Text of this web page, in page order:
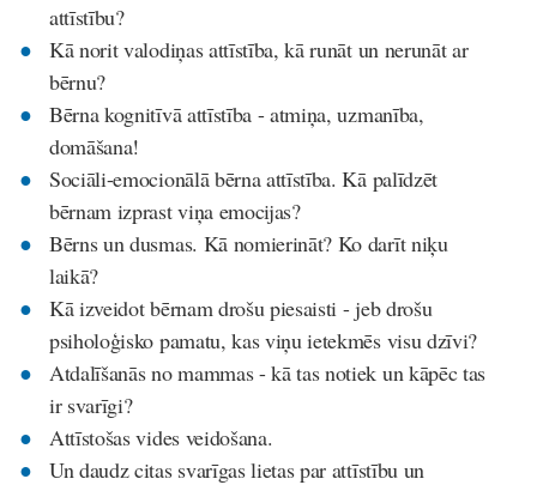
attīstību?
Kā norit valodiņas attīstība, kā runāt un nerunāt ar
bērnu?
Bērna kognitīvā attīstība - atmiņa, uzmanība,
domāšana!
Sociāli-emocionālā bērna attīstība. Kā palīdzēt
bērnam izprast viņa emocijas?
Bērns un dusmas. Kā nomierināt? Ko darīt niķu
laikā?
Kā izveidot bērnam drošu piesaisti - jeb drošu
psiholoģisko pamatu, kas viņu ietekmēs visu dzīvi?
Atdalīšanās no mammas - kā tas notiek un kāpēc tas
ir svarīgi?
Attīstošas vides veidošana.
Un daudz citas svarīgas lietas par attīstību un